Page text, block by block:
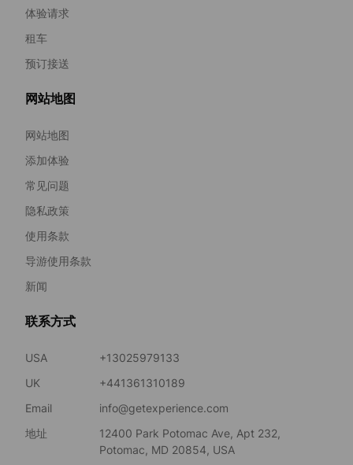
体验请求
租车
预订接送
网站地图
网站地图
添加体验
常见问题
隐私政策
使用条款
导游使用条款
新闻
联系方式
USA
+13025979133
UK
+441361310189
Email
info@getexperience.com
地址
12400 Park Potomac Ave, Apt 232,
Potomac, MD 20854, USA